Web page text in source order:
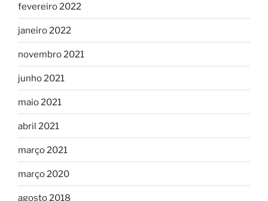
fevereiro 2022
janeiro 2022
novembro 2021
junho 2021
maio 2021
abril 2021
março 2021
março 2020
agosto 2018